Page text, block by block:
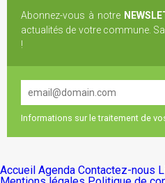
Abonnez-vous à notre
actualités de votre commune.
!
Informations sur le traitement de
Accueil Agenda Contactez-nous